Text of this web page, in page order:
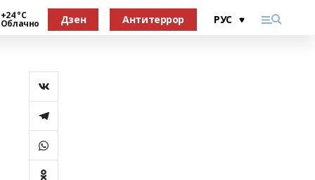
+24 °С
Облачно Дзен Антитеррор